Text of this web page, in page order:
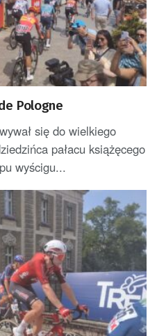
Pologne
się do wielkiego
pałacu książęcego
wyścigu...